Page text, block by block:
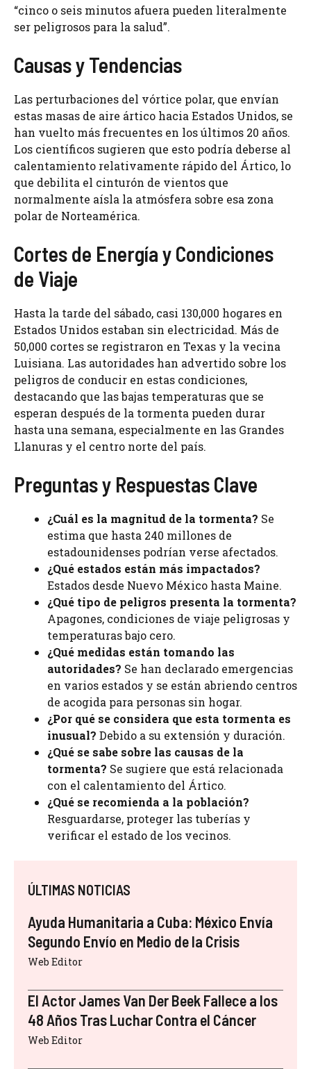
“cinco o seis minutos afuera pueden literalmente
ser peligrosos para la salud”.
Causas y Tendencias
Las perturbaciones del vórtice polar, que envían
estas masas de aire ártico hacia Estados Unidos, se
han vuelto más frecuentes en los últimos 20 años.
Los científicos sugieren que esto podría deberse al
calentamiento relativamente rápido del Ártico, lo
que debilita el cinturón de vientos que
normalmente aísla la atmósfera sobre esa zona
polar de Norteamérica.
Cortes de Energía y Condiciones
de Viaje
Hasta la tarde del sábado, casi 130,000 hogares en
Estados Unidos estaban sin electricidad. Más de
50,000 cortes se registraron en Texas y la vecina
Luisiana. Las autoridades han advertido sobre los
peligros de conducir en estas condiciones,
destacando que las bajas temperaturas que se
esperan después de la tormenta pueden durar
hasta una semana, especialmente en las Grandes
Llanuras y el centro norte del país.
Preguntas y Respuestas Clave
¿Cuál es la magnitud de la tormenta? Se
estima que hasta 240 millones de
estadounidenses podrían verse afectados.
¿Qué estados están más impactados?
Estados desde Nuevo México hasta Maine.
¿Qué tipo de peligros presenta la tormenta?
Apagones, condiciones de viaje peligrosas y
temperaturas bajo cero.
¿Qué medidas están tomando las
autoridades? Se han declarado emergencias
en varios estados y se están abriendo centros
de acogida para personas sin hogar.
¿Por qué se considera que esta tormenta es
inusual? Debido a su extensión y duración.
¿Qué se sabe sobre las causas de la
tormenta? Se sugiere que está relacionada
con el calentamiento del Ártico.
¿Qué se recomienda a la población?
Resguardarse, proteger las tuberías y
verificar el estado de los vecinos.
ÚLTIMAS NOTICIAS
Ayuda Humanitaria a Cuba: México Envía
Segundo Envío en Medio de la Crisis
Web Editor
El Actor James Van Der Beek Fallece a los
48 Años Tras Luchar Contra el Cáncer
Web Editor